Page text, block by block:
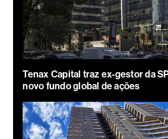
Tenax Capital traz ex-gestor da
novo fundo global de ações